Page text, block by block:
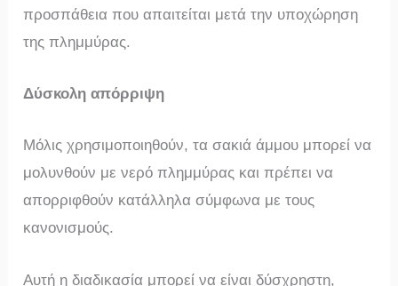
προσπάθεια που απαιτείται μετά την υποχώρηση
της πλημμύρας.
Δύσκολη απόρριψη
Μόλις χρησιμοποιηθούν, τα σακιά άμμου μπορεί να
μολυνθούν με νερό πλημμύρας και πρέπει να
απορριφθούν κατάλληλα σύμφωνα με τους
κανονισμούς.
Αυτή η διαδικασία μπορεί να είναι δύσχρηστη,